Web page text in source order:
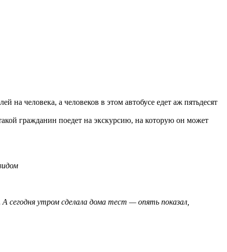
на человека, а человеков в этом автобусе едет аж пятьдесят
гражданин поедет на экскурсию, на которую он может
утром сделала дома тест — опять показал,